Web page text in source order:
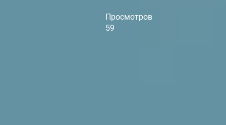
Просмотров
59